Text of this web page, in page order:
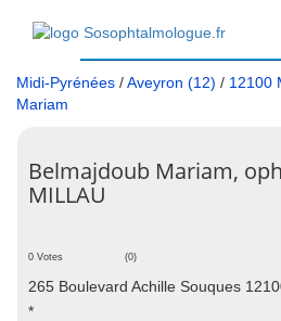
Midi-Pyrénées /Aveyron (12) / 12100
Mariam
Belmajdoub Mariam,
MILLAU
0 Votes (0)
265 Boulevard Achille Souques
*